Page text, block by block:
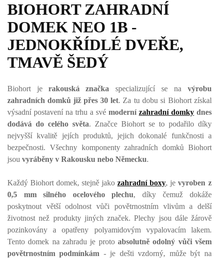
BIOHORT ZAHRADNÍ
DOMEK NEO 1B -
JEDNOKŘÍDLÉ DVEŘE,
TMAVĚ ŠEDÝ
Biohort je rakouská značka specializující se na výrobu
zahradních domků již přes 30 let. Za tu dobu si Biohort získal
výsadní postavení na trhu a své moderní zahradní domky dnes
dodává do celého světa. Značce Biohort se to podařilo díky
nejvyšší kvalitě jejích produktů, jejich dokonalé funkčnosti a
bezpečnosti. Všechny komponenty zahradních domků Biohort
jsou vyráběny v Rakousku nebo Německu.
Každý Biohort domek, stejně jako zahradní boxy, je vyroben z
0,5 mm silného ocelového plechu, díky čemuž dokáže
poskytnout větší odolnost vůči povětrnostním vlivům a delší
životnost než produkty jiných značek. Plechy jsou dále žárově
pozinkovány a opatřeny polyamidovým vypalovacím lakem.
Tento domek na zahradu je proto absolutně odolný vůči všem
povětrnostním podmínkám - je dešti vzdorný, může být na